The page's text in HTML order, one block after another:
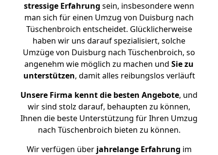
stressige Erfahrung sein, insbesondere wenn
man sich für einen Umzug von Duisburg nach
Tüschenbroich entscheidet. Glücklicherweise
haben wir uns darauf spezialisiert, solche
Umzüge von Duisburg nach Tüschenbroich, so
angenehm wie möglich zu machen und Sie zu
unterstützen, damit alles reibungslos verläuft
Unsere Firma kennt die besten Angebote, und
wir sind stolz darauf, behaupten zu können,
Ihnen die beste Unterstützung für Ihren Umzug
nach Tüschenbroich bieten zu können.
Wir verfügen überjahrelange Erfahrung im